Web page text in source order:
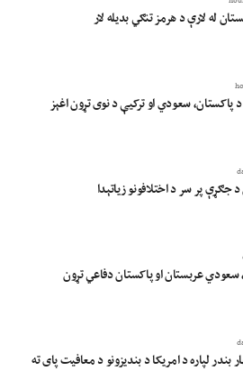
له لارې د هرمز تنګي بدیله لار
پاکستان، سعودي او ترکیې د نوی تړون اغېز
جګړې پر سر د اختلافونو زیاتېدا
سعودي عربستان او پاکستان دفاعي تړون
بندر لپاره د امریکا د بندیزونو د معافیت پای ته